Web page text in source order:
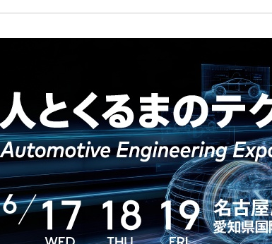
CT生物図鑑 3DiH
IR情報に関するお問い合わせ